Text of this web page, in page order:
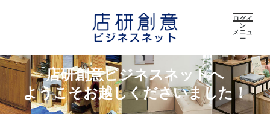
ログイ
ン
メニュ
ー
店研創意ビジネスネットへ
ようこそお越しくださいました！